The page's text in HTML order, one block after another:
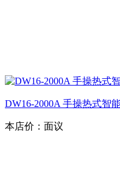
DW16-2000A 手操热式智
本店价： 面议